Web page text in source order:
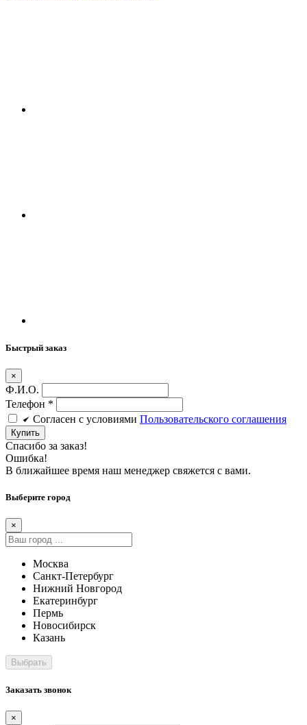
Быстрый заказ
×
Ф.И.О.
Телефон *
Cогласен c условиями Пользовательского соглашения
Купить
Спасибо за заказ!
Ошибка!
В ближайшее время наш менеджер свяжется с вами.
Выберите город
×
Москва
Санкт-Петербург
Нижний Новгород
Екатеринбург
Пермь
Новосибирск
Казань
Заказать звонок
×